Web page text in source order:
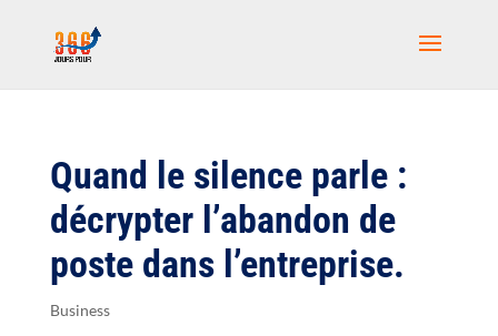
Quand le silence parle :
décrypter l’abandon de
poste dans l’entreprise.
Business